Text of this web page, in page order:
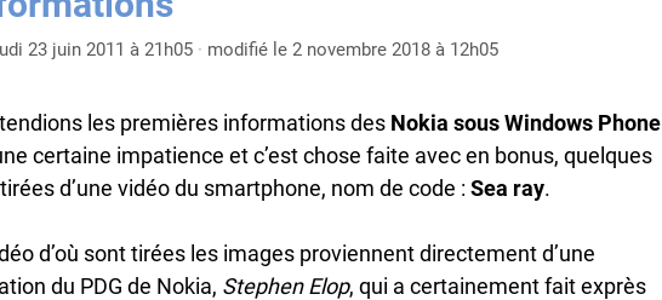
23 juin 2011 à 21h05 · modifié le 2 novembre 2018 à 12h05
les premières informations des Nokia sous Windows Phone
certaine impatience et c’est chose faite avec en bonus, quelques
d’une vidéo du smartphone, nom de code : Sea ray.
d’où sont tirées les images proviennent directement d’une
du PDG de Nokia, Stephen Elop, qui a certainement fait exprès